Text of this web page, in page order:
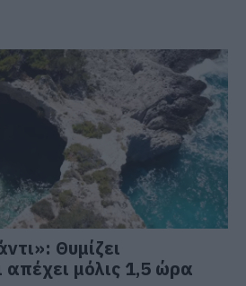
Θυμίζει
μόλις 1,5 ώρα